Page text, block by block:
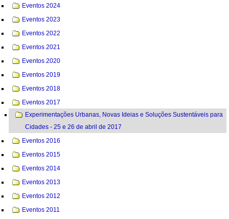
Eventos 2024
Eventos 2023
Eventos 2022
Eventos 2021
Eventos 2020
Eventos 2019
Eventos 2018
Eventos 2017
Experimentações Urbanas, Novas Ideias e Soluções Sustentáveis para
Cidades - 25 e 26 de abril de 2017
Eventos 2016
Eventos 2015
Eventos 2014
Eventos 2013
Eventos 2012
Eventos 2011